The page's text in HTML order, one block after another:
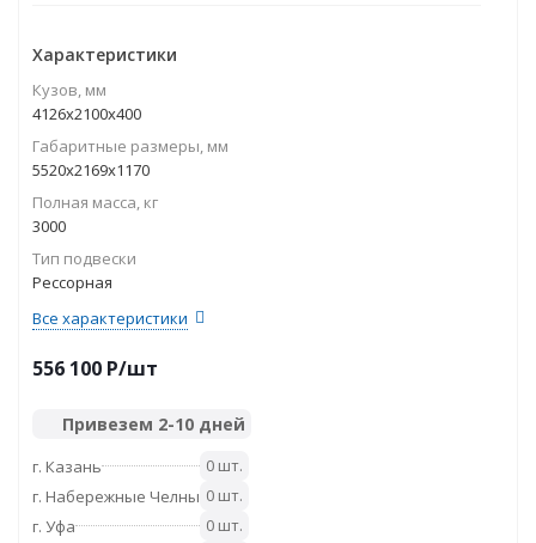
Характеристики
Кузов, мм
4126х2100х400
Габаритные размеры, мм
5520х2169х1170
Полная масса, кг
3000
Тип подвески
Рессорная
Все характеристики
556 100 P/шт
Привезем 2-10 дней
г. Казань
0 шт.
г. Набережные Челны 0 шт.
г. Уфа
0 шт.